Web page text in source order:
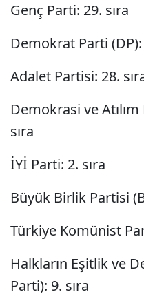
Genç Parti: 29. sıra
Demokrat Parti (DP):
Adalet Partisi: 28.
Demokrasi ve
sıra
İYİ Parti: 2. sıra
Büyük Birlik Partisi
Türkiye Komünist
Halkların Eşitlik ve
Parti): 9. sıra